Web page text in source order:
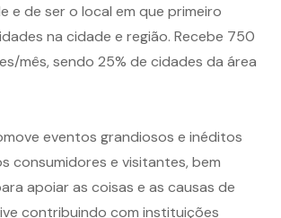
e de ser o local em que primeiro
na cidade e região. Recebe 750
mês, sendo 25% de cidades da área
eventos grandiosos e inéditos
consumidores e visitantes, bem
apoiar as coisas e as causas de
contribuindo com instituições